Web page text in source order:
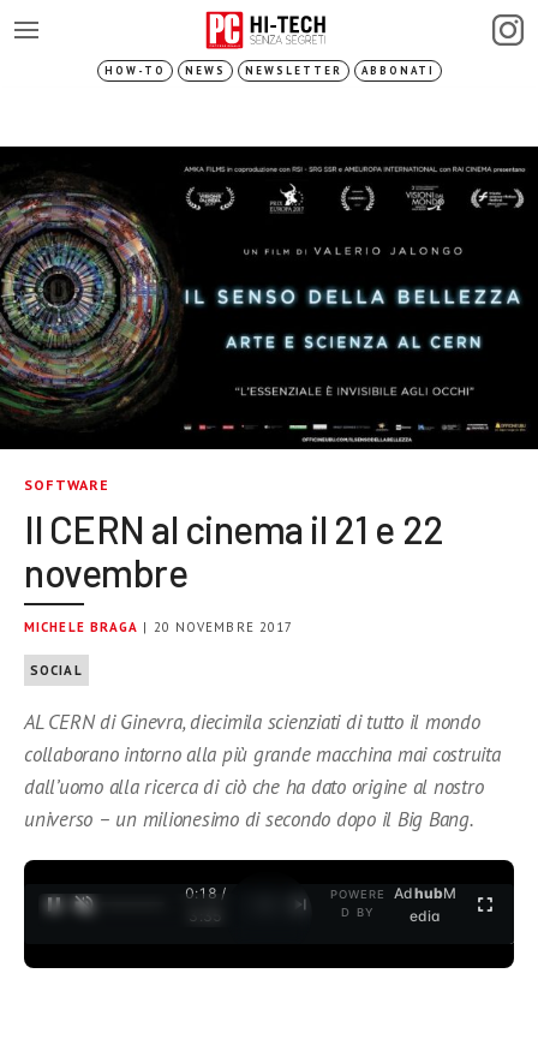
HOW-TO NEWS NEWSLETTER ABBONATI
SOFTWARE
Il CERN al cinema il 21 e 22
novembre
MICHELE BRAGA | 20 NOVEMBRE 2017
SOCIAL
AL CERN di Ginevra, diecimila scienziati di tutto il mondo
collaborano intorno alla più grande macchina mai costruita
dall’uomo alla ricerca di ciò che ha dato origine al nostro
universo – un milionesimo di secondo dopo il Big Bang.
0:18 /
3:35
POWERE
D BY
AdhubM
edia